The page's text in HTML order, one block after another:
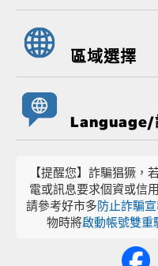
區域選擇
Language/
【提醒您】詐騙猖獗，
電或訊息要求個資或信
請參考好市多防止詐騙
物時將啟動帳號雙重